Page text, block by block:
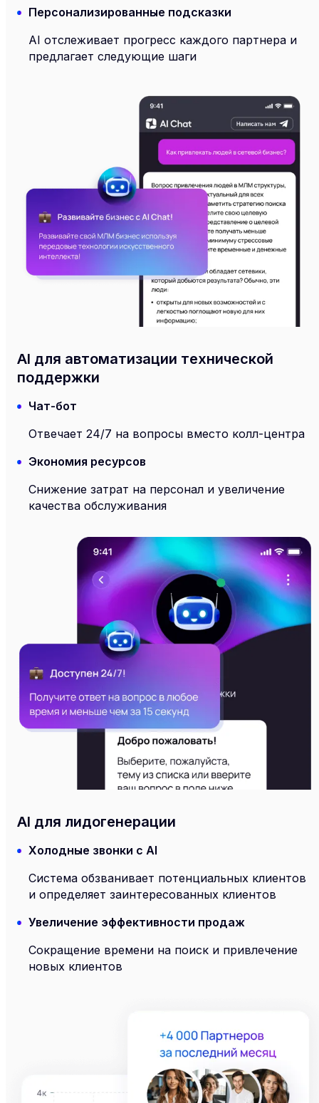
Персонализированные подсказки
AI отслеживает прогресс каждого партнера и
предлагает следующие шаги
AI для автоматизации технической
поддержки
Чат-бот
Отвечает 24/7 на вопросы вместо колл-центра
Экономия ресурсов
Снижение затрат на персонал и увеличение
качества обслуживания
AI для лидогенерации
Холодные звонки с AI
Система обзванивает потенциальных клиентов
и определяет заинтересованных клиентов
Увеличение эффективности продаж
Сокращение времени на поиск и привлечение
новых клиентов